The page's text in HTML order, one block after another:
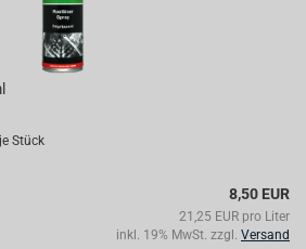
Stück
8,50 EUR
21,25 EUR pro Liter
inkl. 19% MwSt. zzgl. Versand